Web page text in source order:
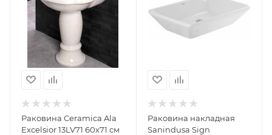
Раковина Ceramica Ala
Excelsior 13LV71 60x71 см
Раковина накладная
Sanindusa Sign